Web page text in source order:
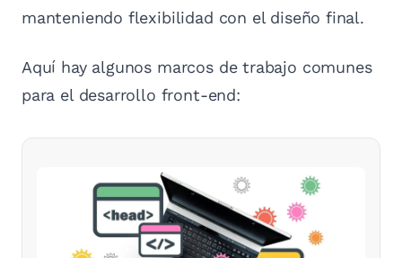
manteniendo flexibilidad con el diseño final.
Aquí hay algunos marcos de trabajo comunes
para el desarrollo front-end: